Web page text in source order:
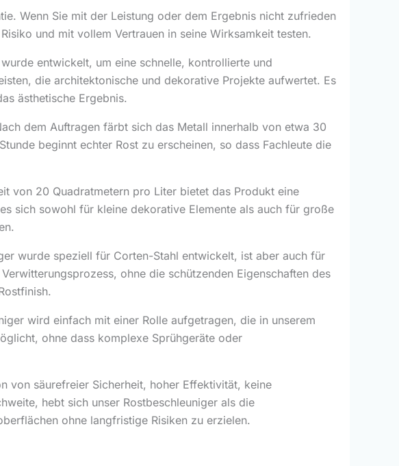
Wenn Sie mit der Leistung oder dem Ergebnis nicht zufrieden
und mit vollem Vertrauen in seine Wirksamkeit testen.
entwickelt, um eine schnelle, kontrollierte und
die architektonische und dekorative Projekte aufwertet. Es
ästhetische Ergebnis.
dem Auftragen färbt sich das Metall innerhalb von etwa 30
beginnt echter Rost zu erscheinen, so dass Fachleute die
von 20 Quadratmetern pro Liter bietet das Produkt eine
sich sowohl für kleine dekorative Elemente als auch für große
wurde speziell für Corten-Stahl entwickelt, ist aber auch für
ohne die schützenden Eigenschaften des
wird einfach mit einer Rolle aufgetragen, die in unserem
ohne dass komplexe Sprühgeräte oder
von säurefreier Sicherheit, hoher Effektivität, keine
hebt sich unser Rostbeschleuniger als die
ohne langfristige Risiken zu erzielen.